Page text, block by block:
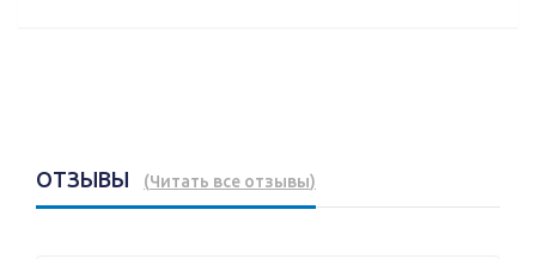
ОТЗЫВЫ (Читать все отзывы)